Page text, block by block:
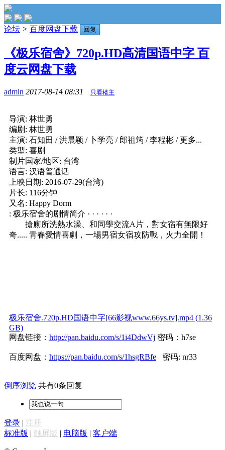
论坛 > 百度网盘下载 回复
《极乐宿舍》720p.HD高清国语中字 百
度云网盘下载
admin 2017-08-14 08:31 只看楼主
导演: 林世勇
编剧: 林世勇
主演: 石知田 / 洪晨颖 / 卜学亮 / 郎祖筠 / 李程彬 / 更多...
类型: 喜剧
制片国家/地区: 台湾
语言: 汉语普通话
上映日期: 2016-07-29(台湾)
片长: 116分钟
又名: Happy Dorm
: 极乐宿舍的剧情简介 · · · · · ·
搶廁所洗熱水澡、和同學交流A片，對女宿有無限好
奇..... 青春愛情喜劇，一場男宿女宿攻防戰，火力全開！
极乐宿舍.720p.HD国语中字[66影视www.66ys.tv].mp4 (1.36
GB)
网盘链接： http://pan.baidu.com/s/1i4DdwVj 密码：h7se
百度网盘： https://pan.baidu.com/s/1hsgRBfe 密码: nr33
倒序浏览 共有0条回复
登录 | 注册
标准版 | 触屏版 | 电脑版 | 客户端